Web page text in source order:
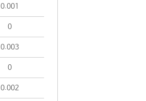
0.001
0
0.003
0
0.002